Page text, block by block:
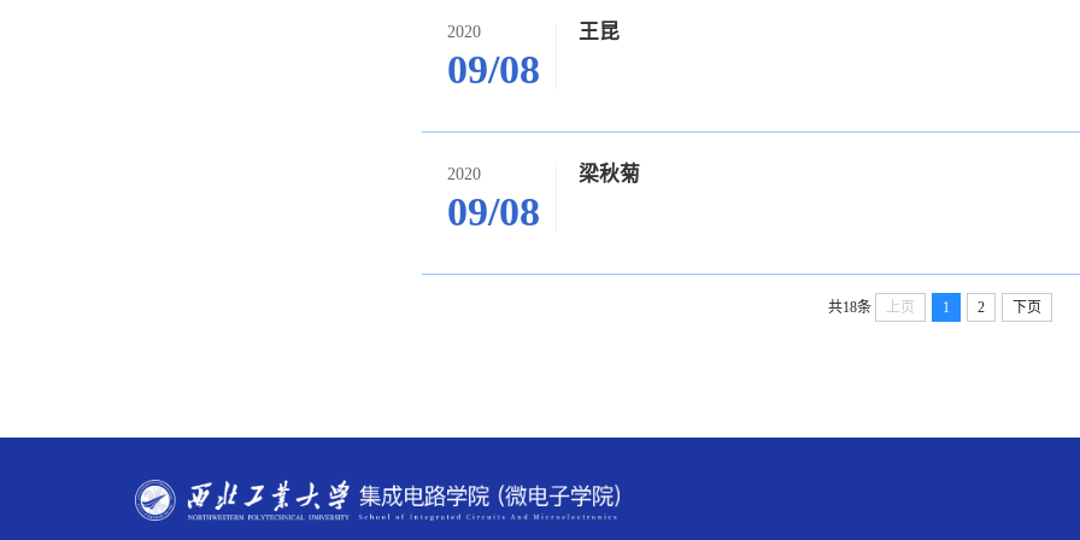
2020
09/08
王昆
2020
09/08
梁秋菊
共18条 上页 1 2 下页